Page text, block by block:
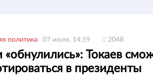
политика 07 июля, 14:59 2048
«обнулились»: Токаев
в президенты